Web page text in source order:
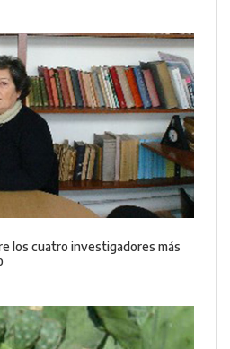
los cuatro investigadores más